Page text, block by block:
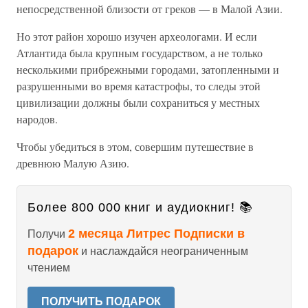
непосредственной близости от греков — в Малой Азии.
Но этот район хорошо изучен археологами. И если
Атлантида была крупным государством, а не только
несколькими прибрежными городами, затопленными и
разрушенными во время катастрофы, то следы этой
цивилизации должны были сохраниться у местных
народов.
Чтобы убедиться в этом, совершим путешествие в
древнюю Малую Азию.
Более 800 000 книг и аудиокниг! 📚
Получи 2 месяца Литрес Подписки в
подарок и наслаждайся неограниченным
чтением
ПОЛУЧИТЬ ПОДАРОК